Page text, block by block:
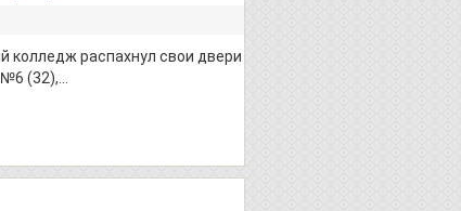
колледж распахнул свои двери
(32),…